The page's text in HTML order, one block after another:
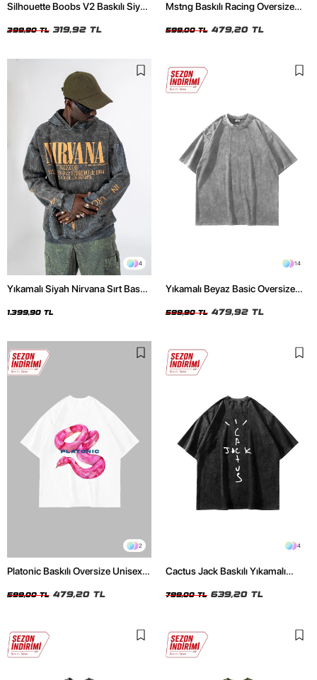
Silhouette Boobs V2 Baskılı Siyah
399,90 TL 319,92 TL
Mstng Baskılı Racing Oversize
599,00 TL 479,20 TL
4
Yıkamalı Siyah Nirvana Sırt Baskılı
1.399,90 TL
14
Yıkamalı Beyaz Basic Oversize
599,90 TL 479,92 TL
2
Platonic Baskılı Oversize Unisex
599,00 TL 479,20 TL
4
Cactus Jack Baskılı Yıkamalı
799,00 TL 639,20 TL